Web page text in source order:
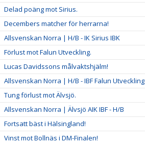
Delad poäng mot Sirius.
Decembers matcher för herrarna!
Allsvenskan Norra | H/B - IK Sirius IBK
Förlust mot Falun Utveckling.
Lucas Davidssons målvaktshjälm!
Allsvenskan Norra | H/B - IBF Falun Utveckling
Tung förlust mot Älvsjö.
Allsvenskan Norra | Älvsjö AIK IBF - H/B
Fortsatt bäst i Hälsingland!
Vinst mot Bollnäs i DM-Finalen!